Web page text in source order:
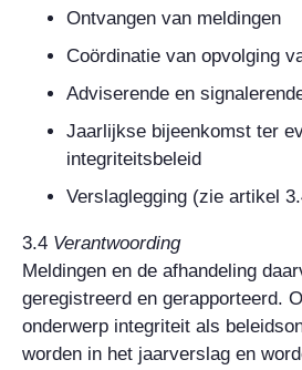
Ontvangen van meldingen
Coördinatie van opvolging
Adviserende en
Jaarlijkse bijeenkomst ter
integriteitsbeleid
Verslaglegging (zie artikel
3.4 Verantwoording
Meldingen en de afhandeling
geregistreerd en gerapporteerd.
onderwerp integriteit als
worden in het jaarverslag en